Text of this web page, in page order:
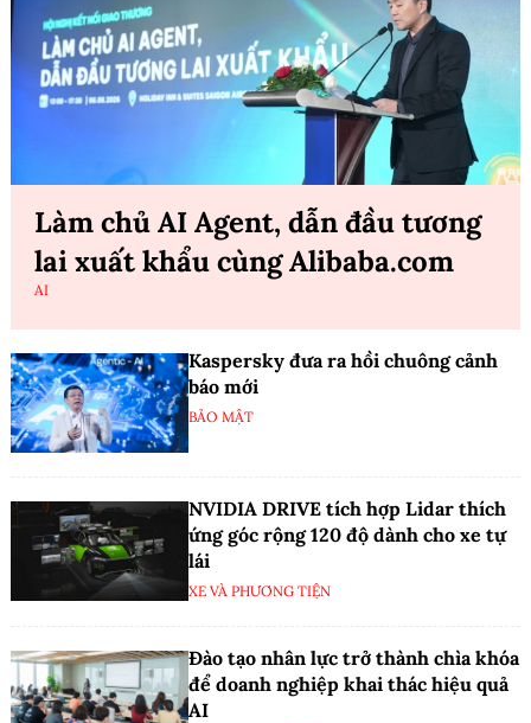
Làm chủ AI Agent, dẫn đầu tương
lai xuất khẩu cùng Alibaba.com
AI
Kaspersky đưa ra hồi chuông cảnh
báo mới
BẢO MẬT
NVIDIA DRIVE tích hợp Lidar thích
ứng góc rộng 120 độ dành cho xe tự
lái
XE VÀ PHƯƠNG TIỆN
Đào tạo nhân lực trở thành chìa khóa
để doanh nghiệp khai thác hiệu quả
AI